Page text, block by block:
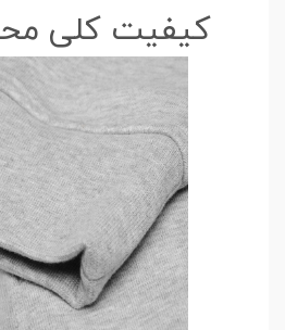
کیفیت کلی